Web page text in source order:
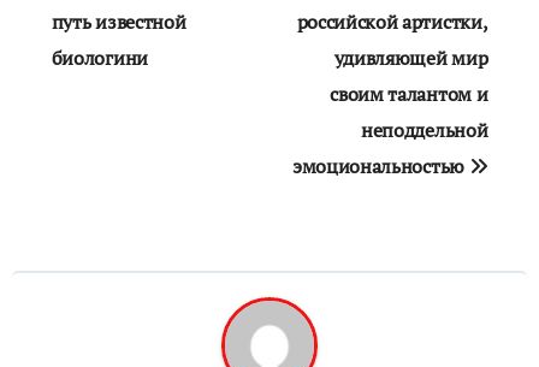
путь известной
биологини
российской артистки,
удивляющей мир
своим талантом и
неподдельной
эмоциональностью